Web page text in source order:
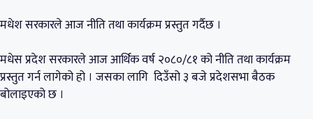
मधेश सरकारले आज नीति तथा कार्यक्रम प्रस्तुत गर्दैछ ।
मधेस प्रदेश सरकारले आज आर्थिक वर्ष २०८०/८१ को नीति तथा कार्यक्रम
प्रस्तुत गर्न लागेको हो । जसका लागि दिउँसो ३ बजे प्रदेशसभा बैठक
बोलाइएको छ ।